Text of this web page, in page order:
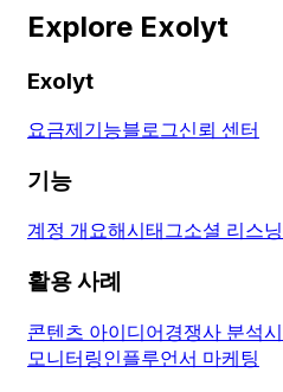
Explore Exolyt
Exolyt
요금제기능블로그신뢰 센터
기능
계정 개요해시태그소셜 리스닝
활용 사례
콘텐츠 아이디어경쟁사 분석
모니터링인플루언서 마케팅